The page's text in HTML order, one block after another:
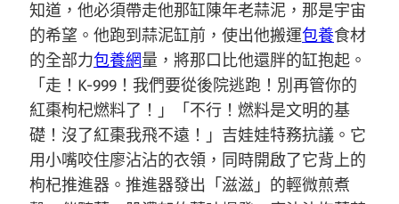
知道，他必須帶走他那缸陳年老蒜泥，那是宇宙
的希望。他跑到蒜泥缸前，使出他搬運包養食材
的全部力包養網量，將那口比他還胖的缸抱起。
「走！K-999！我們要從後院逃跑！別再管你的
紅棗枸杞燃料了！」「不行！燃料是文明的基
礎！沒了紅棗我飛不遠！」吉娃娃特務抗議。它
用小嘴咬住廖沾沾的衣領，同時開啟了它背上的
枸杞推進器。推進器發出「滋滋」的輕微煎煮